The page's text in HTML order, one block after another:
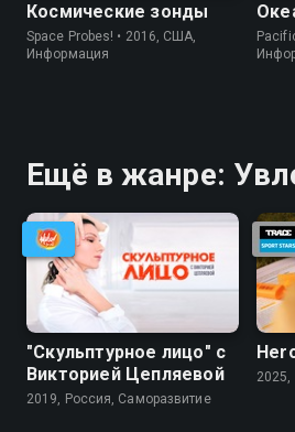
Космические зонды
Space Probes! • 2016, США,
Информация
Ещё в жанре:
"Скульптурное лицо" с
Викторией Цепляевой
2019, Россия, Саморазвитие